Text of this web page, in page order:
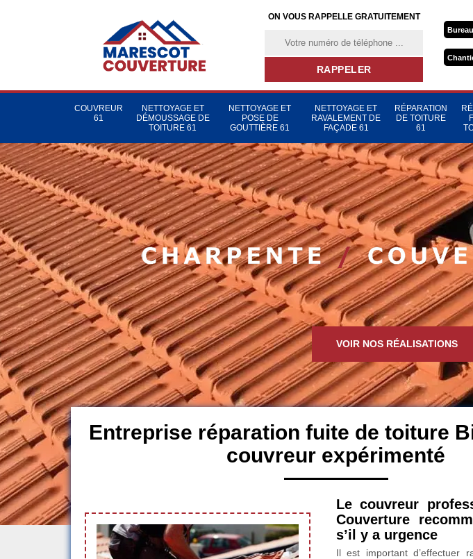
ON VOUS RAPPELLE GRATUITEMENT
Bureau
COUVREUR
61
NETTOYAGE ET
DÉMOUSSAGE DE
TOITURE 61
NETTOYAGE ET
POSE DE
GOUTTIÈRE 61
NETTOYAGE ET
RAVALEMENT DE
FAÇADE 61
RÉPARATION
DE TOITURE
61
VOIR NOS RÉALISATIONS
Entreprise réparation fuite de toiture
couvreur expérimenté
Le couvreur
Couverture
s’il y a urgence
Il est important d’effectuer